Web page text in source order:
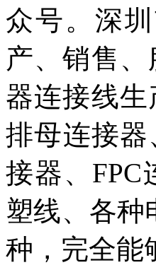
众号。深
产、销售
器连接线
排母连接器
接器、
塑线、各种
种，完全能